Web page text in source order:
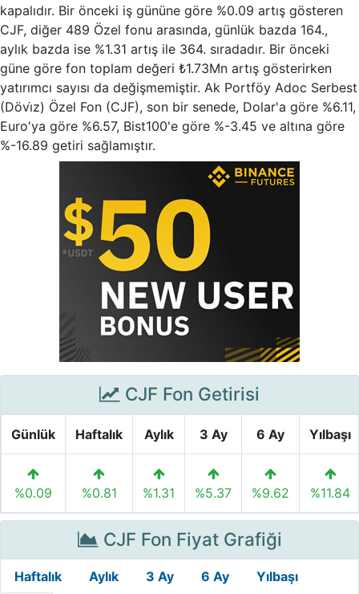
kapalıdır. Bir önceki iş gününe göre %0.09 artış gösteren
CJF, diğer 489 Özel fonu arasında, günlük bazda 164.,
aylık bazda ise %1.31 artış ile 364. sıradadır. Bir önceki
güne göre fon toplam değeri ₺1.73Mn artış gösterirken
yatırımcı sayısı da değişmemiştir. Ak Portföy Adoc Serbest
(Dövi̇z) Özel Fon (CJF), son bir senede, Dolar'a göre %6.11,
Euro'ya göre %6.57, Bist100'e göre %-3.45 ve altına göre
%-16.89 getiri sağlamıştır.
CJF Fon Getirisi
Günlük Haftalık Aylık 3 Ay 6 Ay Yılbaşı
%0.09 %0.81 %1.31 %5.37 %9.62 %11.84
CJF Fon Fiyat Grafiği
Haftalık Aylık 3 Ay 6 Ay Yılbaşı